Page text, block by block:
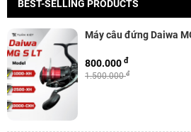
BEST-SELLING PRODUCTS
Máy câu đứng Daiwa
1.500.000đ
800.000 đ